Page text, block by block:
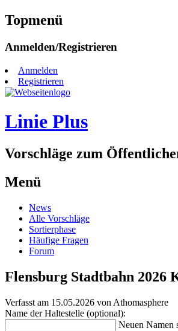
Topmenü
Zum
springen
Anmelden/Registrieren
Anmelden
Registrieren
Linie Plus
Vorschläge zum
Menü
Zum
Inhalt
springen
News
Alle Vorschläge
Sortierphase
Häufige Fragen
Forum
Flensburg Stadtbahn 2026
Verfasst am 15.05.2026 von Athomasphere
Name der Haltestelle (optional):
Neuen Namen